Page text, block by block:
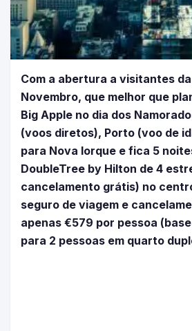
Com a abertura a visitantes
Novembro, que melhor que
Big Apple no dia dos
(voos diretos), Porto (voo de
para Nova Iorque e fica 5
DoubleTree by Hilton de 4
cancelamento grátis) no
seguro de viagem e
apenas €579 por pessoa
para 2 pessoas em quarto